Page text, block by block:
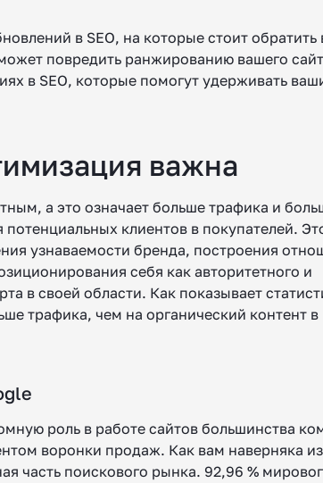
в SEO, на которые стоит
повредить ранжированию вашего
в SEO, которые помогут удерживать
важна
а это означает больше трафика и
клиентов в покупателей.
узнаваемости бренда, построения
себя как авторитетного и
в своей области. Как показывает
трафика, чем на органический контент в
роль в работе сайтов большинства
воронки продаж. Как вам наверняка
часть поискового рынка. 92,96 %